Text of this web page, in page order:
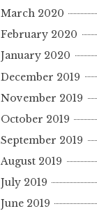
March 2020
February 2020
January 2020
December 2019
November 2019
October 2019
September 2019
August 2019
July 2019
June 2019